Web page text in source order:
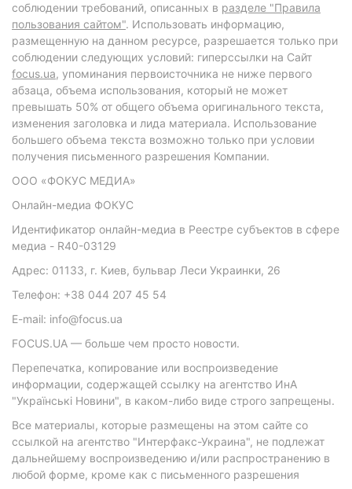
соблюдении требований, описанных в разделе "Правила
пользования сайтом". Использовать информацию,
размещенную на данном ресурсе, разрешается только при
соблюдении следующих условий: гиперссылки на Сайт
focus.ua, упоминания первоисточника не ниже первого
абзаца, объема использования, который не может
превышать 50% от общего объема оригинального текста,
изменения заголовка и лида материала. Использование
большего объема текста возможно только при условии
получения письменного разрешения Компании.
ООО «ФОКУС МЕДИА»
Онлайн-медиа ФОКУС
Идентификатор онлайн-медиа в Реестре субъектов в сфере
медиа - R40-03129
Адрес: 01133, г. Киев, бульвар Леси Украинки, 26
Телефон: +38 044 207 45 54
E-mail: info@focus.ua
FOCUS.UA — больше чем просто новости.
Перепечатка, копирование или воспроизведение
информации, содержащей ссылку на агентство ИнА
"Українські Новини", в каком-либо виде строго запрещены.
Все материалы, которые размещены на этом сайте со
ссылкой на агентство "Интерфакс-Украина", не подлежат
дальнейшему воспроизведению и/или распространению в
любой форме, кроме как с письменного разрешения